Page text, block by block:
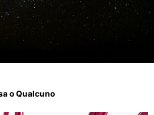
o Qualcuno